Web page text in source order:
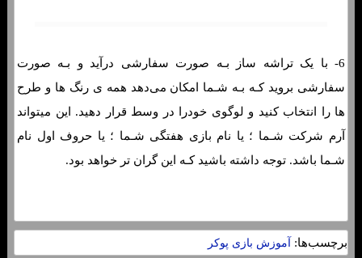
6- با یک تراشه ساز بـه صورت سفارشی درآید و بـه صورت
سفارشی بروید کـه بـه شـما امکان می‌دهد همه ی رنگ ها و طرح
ها را انتخاب کنید و لوگوی خودرا در وسط قرار دهید. این میتواند
آرم شرکت شـما ؛ یا نام بازی هفتگی شـما ؛ یا حروف اول نام
شـما باشد. توجه داشته باشید کـه این گران تر خواهد بود.
برچسب‌ها: آموزش بازی پوکر